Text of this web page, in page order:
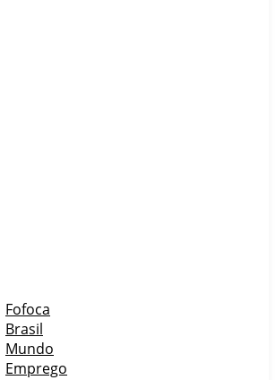
Fofoca
Brasil
Mundo
Emprego